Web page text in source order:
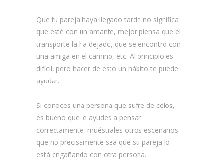
Que tu pareja haya llegado tarde no significa
que esté con un amante, mejor piensa que el
transporte la ha dejado, que se encontró con
una amiga en el camino, etc. Al principio es
difícil, pero hacer de esto un hábito te puede
ayudar.
Si conoces una persona que sufre de celos,
es bueno que le ayudes a pensar
correctamente, muéstrales otros escenarios
que no precisamente sea que su pareja lo
está engañando con otra persona.